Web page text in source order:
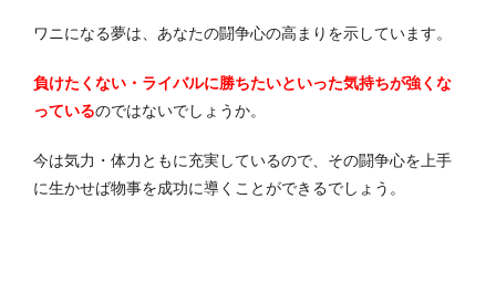
ワニになる夢は、あなたの闘争心の高まりを示しています。
負けたくない・ライバルに勝ちたいといった気持ちが強くな
っているのではないでしょうか。
今は気力・体力ともに充実しているので、その闘争心を上手
に生かせば物事を成功に導くことができるでしょう。